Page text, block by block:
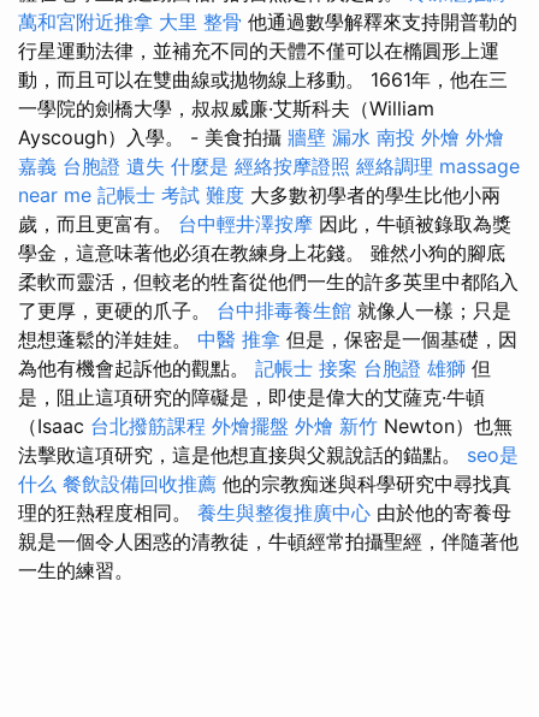
萬和宮附近推拿 大里 整骨 他通過數學解釋來支持開普勒的
行星運動法律，並補充不同的天體不僅可以在橢圓形上運
動，而且可以在雙曲線或拋物線上移動。 1661年，他在三
一學院的劍橋大學，叔叔威廉·艾斯科夫（William
Ayscough）入學。 - 美食拍攝 牆壁 漏水 南投 外燴 外燴
嘉義 台胞證 遺失 什麼是 經絡按摩證照 經絡調理 massage
near me 記帳士 考試 難度 大多數初學者的學生比他小兩
歲，而且更富有。 台中輕井澤按摩 因此，牛頓被錄取為獎
學金，這意味著他必須在教練身上花錢。 雖然小狗的腳底
柔軟而靈活，但較老的牲畜從他們一生的許多英里中都陷入
了更厚，更硬的爪子。 台中排毒養生館 就像人一樣；只是
想想蓬鬆的洋娃娃。 中醫 推拿 但是，保密是一個基礎，因
為他有機會起訴他的觀點。 記帳士 接案 台胞證 雄獅 但
是，阻止這項研究的障礙是，即使是偉大的艾薩克·牛頓
（Isaac 台北撥筋課程 外燴擺盤 外燴 新竹 Newton）也無
法擊敗這項研究，這是他想直接與父親說話的錨點。 seo是
什么 餐飲設備回收推薦 他的宗教痴迷與科學研究中尋找真
理的狂熱程度相同。 養生與整復推廣中心 由於他的寄養母
親是一個令人困惑的清教徒，牛頓經常拍攝聖經，伴隨著他
一生的練習。